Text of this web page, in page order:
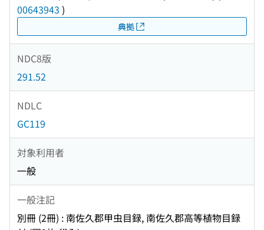
00643943 )
典拠
NDC8版
291.52
NDLC
GC119
対象利用者
一般
一般注記
別冊 (2冊) : 南佐久郡甲虫目録, 南佐久郡高等植物目録